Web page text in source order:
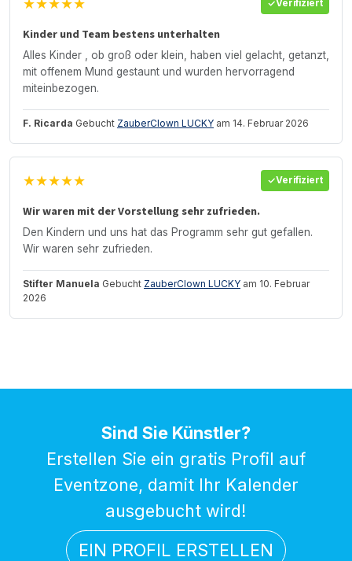
★★★★★ Verifiziert
Kinder und Team bestens unterhalten
Alles Kinder , ob groß oder klein, haben viel gelacht, getanzt,
mit offenem Mund gestaunt und wurden hervorragend
miteinbezogen.
F. Ricarda Gebucht ZauberClown LUCKY am 14. Februar 2026
★★★★★ Verifiziert
Wir waren mit der Vorstellung sehr zufrieden.
Den Kindern und uns hat das Programm sehr gut gefallen.
Wir waren sehr zufrieden.
Stifter Manuela Gebucht ZauberClown LUCKY am 10. Februar
2026
Sind Sie Künstler?
Erstellen Sie ein gratis Profil auf
Eventzone, damit Ihr Kalender
ausgebucht wird!
EIN PROFIL ERSTELLEN